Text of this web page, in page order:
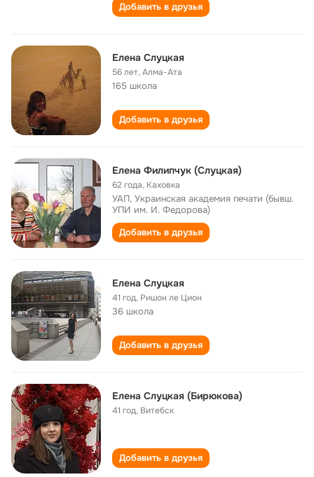
Добавить в друзья
Елена Слуцкая
56 лет,Алма-Ата
165 школа
Добавить в друзья
Елена Филипчук (Слуцкая)
62 года, Каховка
УАП, Украинская академия печати (бывш.
УПИ им. И. Федорова)
Добавить в друзья
Елена Слуцкая
41 год, Ришон ле Цион
36 школа
Добавить в друзья
Елена Слуцкая (Бирюкова)
41 год, Витебск
Добавить в друзья